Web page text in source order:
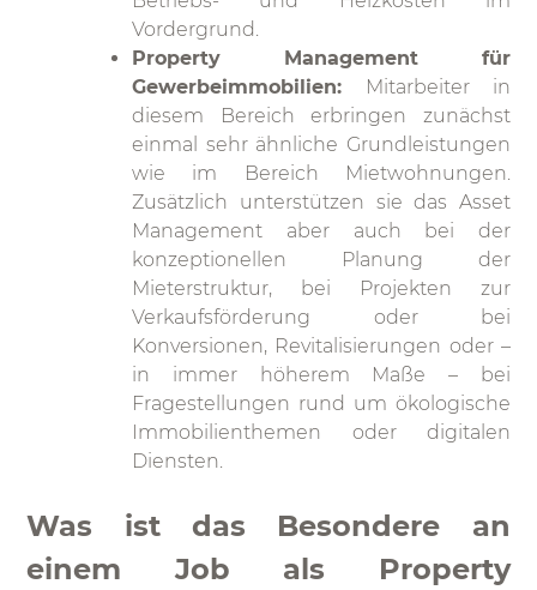
Vordergrund.
Property Management für
Gewerbeimmobilien: Mitarbeiter in
diesem Bereich erbringen zunächst
einmal sehr ähnliche Grundleistungen
wie im Bereich Mietwohnungen.
Zusätzlich unterstützen sie das Asset
Management aber auch bei der
konzeptionellen Planung der
Mieterstruktur, bei Projekten zur
Verkaufsförderung oder bei
Konversionen, Revitalisierungen oder –
in immer höherem Maße – bei
Fragestellungen rund um ökologische
Immobilienthemen oder digitalen
Diensten.
Was ist das Besondere an
einem Job als Property